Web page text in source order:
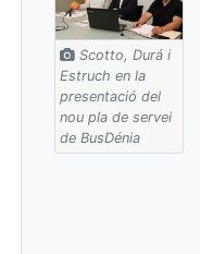
Scotto, Durá i
Estruch en la
presentació del
nou pla de servei
de BusDénia